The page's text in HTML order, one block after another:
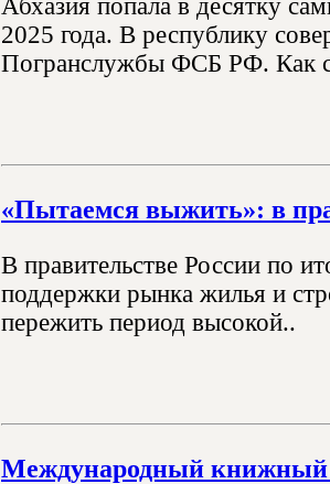
Абхазия попала в десятку
2025 года. В республику
Погранслужбы ФСБ РФ. Как
«Пытаемся выжить»: в
В правительстве России по
поддержки рынка жилья и
пережить период высокой..
Международный книжный